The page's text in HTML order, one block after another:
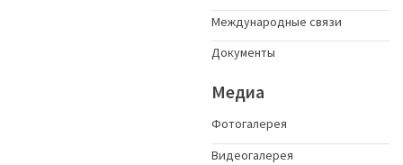
Международные связи
Документы
Медиа
Фотогалерея
Видеогалерея